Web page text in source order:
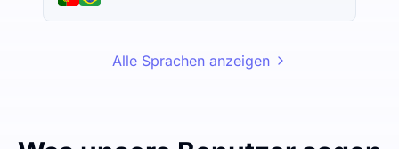
Alle Sprachen anzeigen